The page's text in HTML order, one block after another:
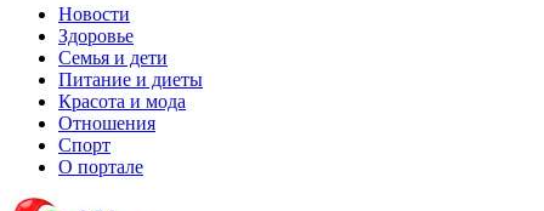
Новости
Здоровье
Семья и дети
Питание и диеты
Красота и мода
Отношения
Спорт
О портале